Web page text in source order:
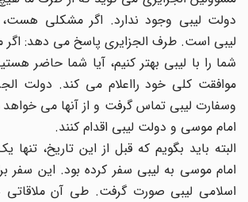
دولت لیبى وجود ندارد. اگر مشکلى هست،
لیبى است. طرف الجزایرى پاسخ مى دهد: اگر ما
شما را با لیبى بهتر کنیم، آیا شما حاضر
موافقت کلى خود رااعلام مى کند. دولت
وسفارت لیبى تماس گرفت و از آنها مى خواهد
امام موسى و دولت لیبى اقدام کنند.
امام موسى به لیبى سفر کرده بود. این سفر
اسلامى لیبى صورت گرفت. طى آن ملاقاتى